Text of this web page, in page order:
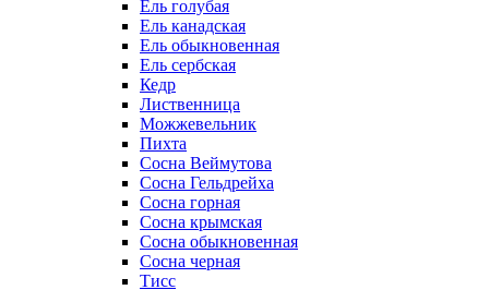
Ель голубая
Ель канадская
Ель обыкновенная
Ель сербская
Кедр
Лиственница
Можжевельник
Пихта
Сосна Веймутова
Сосна Гельдрейха
Сосна горная
Сосна крымская
Сосна обыкновенная
Сосна черная
Тисс